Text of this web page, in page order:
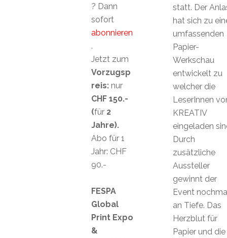
statt. Der
hat sich zu
umfassenden
Papier-
Werkschau
entwickelt zu
welcher die
LeserInnen
KREATIV
eingeladen
Durch
zusätzliche
Aussteller
gewinnt der
Event
an Tiefe. Das
Herzblut für
Papier und die
? Dann
sofort
abonnieren
.
Jetzt zum
Vorzugsp
reis: nur
CHF 150.-
(für 2
Jahre).
Abo für 1
Jahr: CHF
90.-
FESPA
Global
Print Expo
&